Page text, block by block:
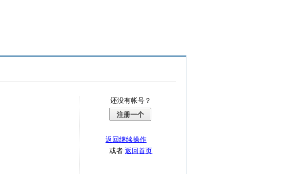
还没有帐号？
注册一个
返回继续操作
或者返回首页